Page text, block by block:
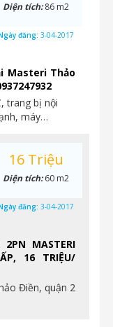
Masteri Thảo
trang bị nội
máy…
Diện tích:86 m2
đăng: 3-04-2017
MASTERI
16 TRIỆU/
Điền, quận 2
16 Triệu
Diện tích:60 m2
đăng: 3-04-2017